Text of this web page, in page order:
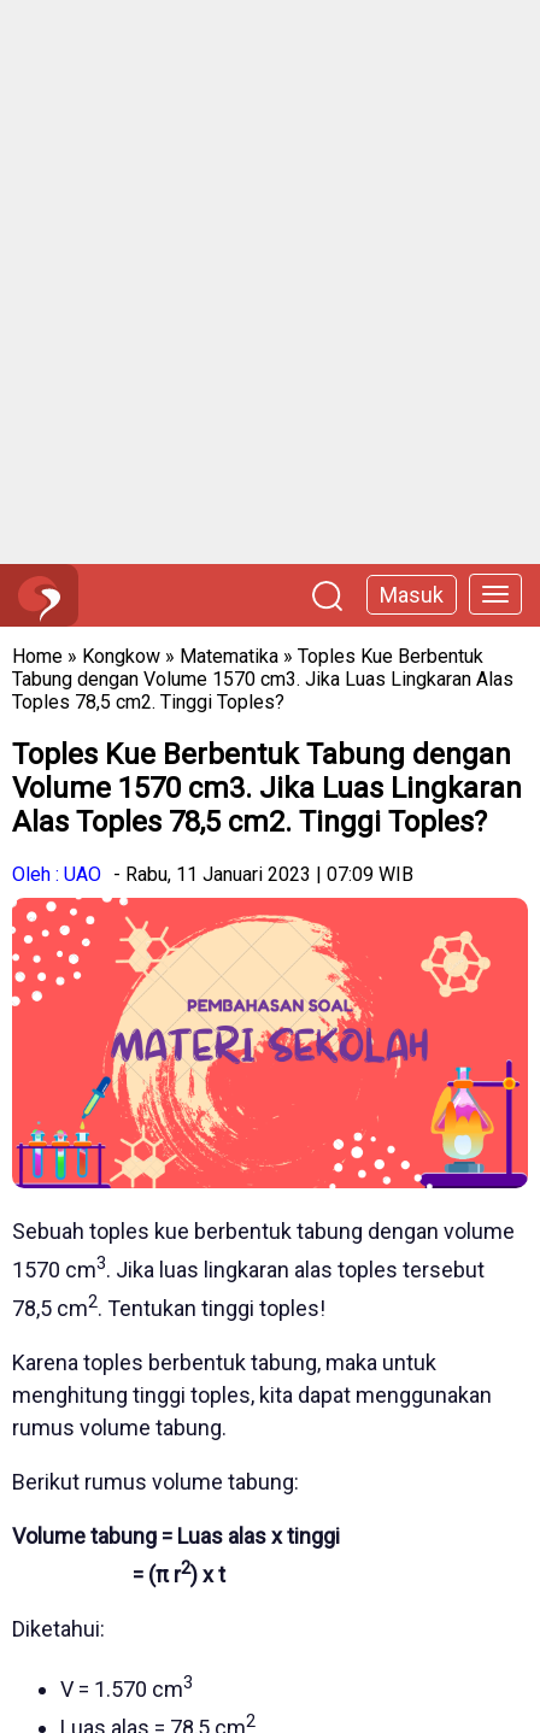
Masuk
Home » Kongkow » Matematika » Toples Kue Berbentuk
Tabung dengan Volume 1570 cm3. Jika Luas Lingkaran Alas
Toples 78,5 cm2. Tinggi Toples?
Toples Kue Berbentuk Tabung dengan
Volume 1570 cm3. Jika Luas Lingkaran
Alas Toples 78,5 cm2. Tinggi Toples?
Oleh : UAO - Rabu, 11 Januari 2023 | 07:09 WIB
Sebuah toples kue berbentuk tabung dengan volume
1570 cm3. Jika luas lingkaran alas toples tersebut
78,5 cm2. Tentukan tinggi toples!
Karena toples berbentuk tabung, maka untuk
menghitung tinggi toples, kita dapat menggunakan
rumus volume tabung.
Berikut rumus volume tabung:
Volume tabung = Luas alas x tinggi
= (π r2) x t
Diketahui:
V = 1.570 cm3
Luas alas = 78,5 cm2